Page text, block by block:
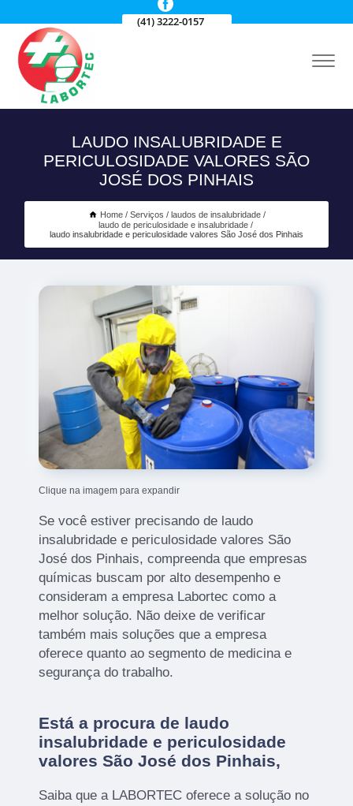
(41) 3222-0157
LAUDO INSALUBRIDADE E
PERICULOSIDADE VALORES SÃO
JOSÉ DOS PINHAIS
Home Serviços
laudos de insalubridade
laudo de periculosidade e insalubridade
laudo insalubridade e periculosidade valores São José dos Pinhais
Clique na imagem para expandir
Se você estiver precisando de laudo
insalubridade e periculosidade valores São
José dos Pinhais, compreenda que empresas
químicas buscam por alto desempenho e
consideram a empresa Labortec como a
melhor solução. Não deixe de verificar
também mais soluções que a empresa
oferece quanto ao segmento de medicina e
segurança do trabalho.
Está a procura de laudo
insalubridade e periculosidade
valores São José dos Pinhais,
Saiba que a LABORTEC oferece a solução no